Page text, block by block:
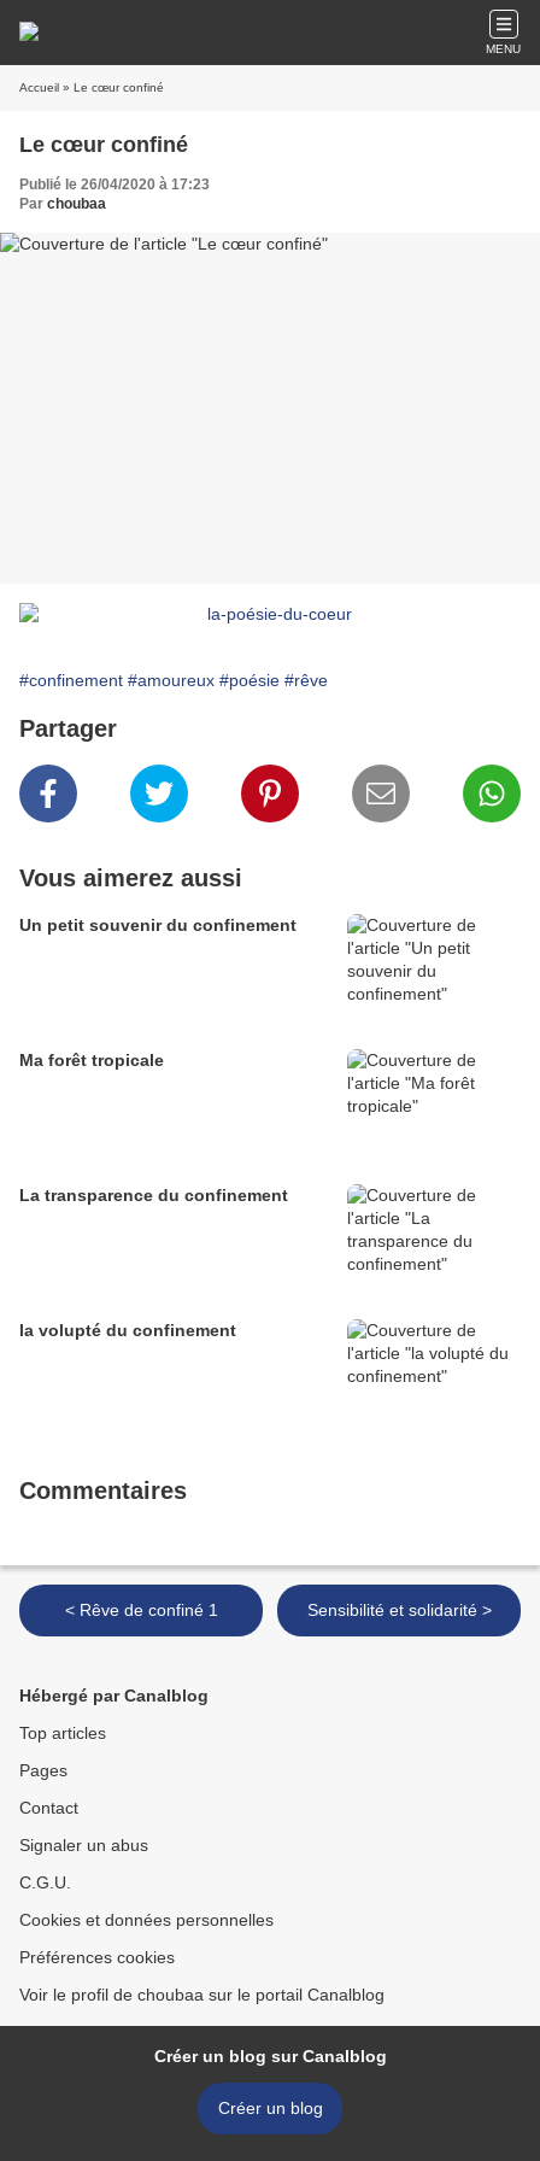
MENU
Accueil » Le cœur confiné
Le cœur confiné
Publié le 26/04/2020 à 17:23
Par choubaa
#confinement #amoureux #poésie #rêve
Partager
Vous aimerez aussi
Un petit souvenir du confinement
Ma forêt tropicale
La transparence du confinement
la volupté du confinement
Commentaires
< Rêve de confiné 1 Sensibilité et solidarité >
Hébergé par Canalblog
Top articles
Pages
Contact
Signaler un abus
C.G.U.
Cookies et données personnelles
Préférences cookies
Voir le profil de choubaa sur le portail Canalblog
Créer un blog sur Canalblog
Créer un blog